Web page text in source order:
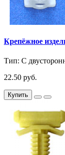
Крепёжное
Тип: С
22.50 руб.
Купить